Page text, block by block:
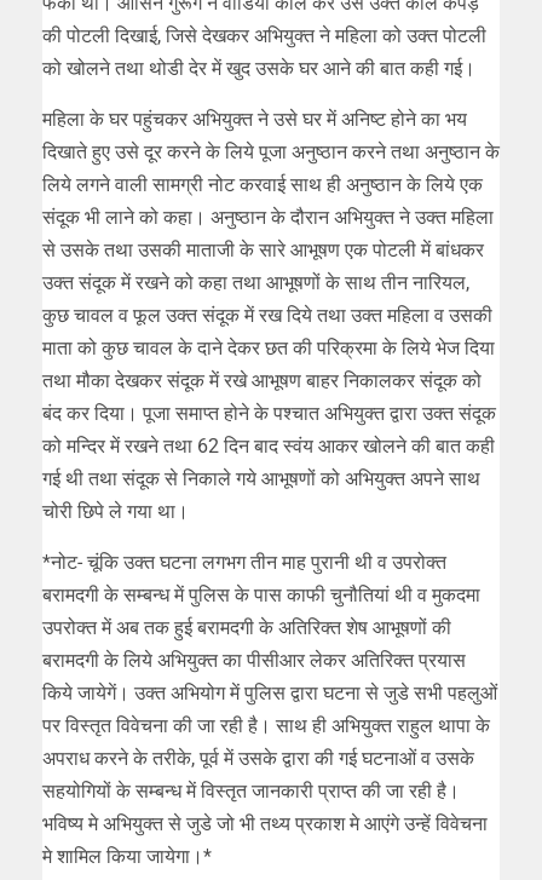
की पोटली दिखाई, जिसे देखकर अभियुक्त ने महिला को उक्त पोटली
को खोलने तथा थोडी देर में खुद उसके घर आने की बात कही गई।
महिला के घर पहुंचकर अभियुक्त ने उसे घर में अनिष्ट होने का भय
दिखाते हुए उसे दूर करने के लिये पूजा अनुष्ठान करने तथा अनुष्ठान के
लिये लगने वाली सामग्री नोट करवाई साथ ही अनुष्ठान के लिये एक
संदूक भी लाने को कहा। अनुष्ठान के दौरान अभियुक्त ने उक्त महिला
से उसके तथा उसकी माताजी के सारे आभूषण एक पोटली में बांधकर
उक्त संदूक में रखने को कहा तथा आभूषणों के साथ तीन नारियल,
कुछ चावल व फूल उक्त संदूक में रख दिये तथा उक्त महिला व उसकी
माता को कुछ चावल के दाने देकर छत की परिक्रमा के लिये भेज दिया
तथा मौका देखकर संदूक में रखे आभूषण बाहर निकालकर संदूक को
बंद कर दिया। पूजा समाप्त होने के पश्चात अभियुक्त द्वारा उक्त संदूक
को मन्दिर में रखने तथा 62 दिन बाद स्वंय आकर खोलने की बात कही
गई थी तथा संदूक से निकाले गये आभूषणों को अभियुक्त अपने साथ
चोरी छिपे ले गया था।
*नोट- चूंकि उक्त घटना लगभग तीन माह पुरानी थी व उपरोक्त
बरामदगी के सम्बन्ध में पुलिस के पास काफी चुनौतियां थी व मुकदमा
उपरोक्त में अब तक हुई बरामदगी के अतिरिक्त शेष आभूषणों की
बरामदगी के लिये अभियुक्त का पीसीआर लेकर अतिरिक्त प्रयास
किये जायेगें। उक्त अभियोग में पुलिस द्वारा घटना से जुडे सभी पहलुओं
पर विस्तृत विवेचना की जा रही है। साथ ही अभियुक्त राहुल थापा के
अपराध करने के तरीके, पूर्व में उसके द्वारा की गई घटनाओं व उसके
सहयोगियों के सम्बन्ध में विस्तृत जानकारी प्राप्त की जा रही है।
भविष्य मे अभियुक्त से जुडे जो भी तथ्य प्रकाश मे आएंगे उन्हें विवेचना
मे शामिल किया जायेगा।*